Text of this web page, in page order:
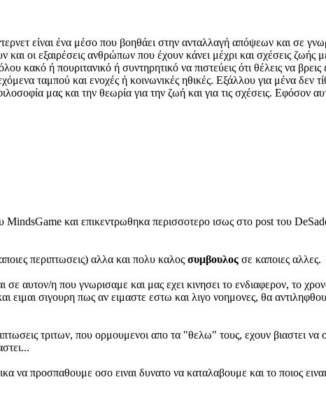
είναι ένα μέσο που βοηθάει στην ανταλλαγή απόψεων και σε
οι εξαιρέσεις ανθρώπων που έχουν κάνει μέχρι και σχέσεις
κακό ή πουριτανικό ή συντηρητικό να πιστεύεις ότι θέλεις να
ταμπού και ενοχές ή κοινωνικές ηθικές. Εξάλλου για μένα δεν
μας και την θεωρία για την ζωή και για τις σχέσεις. Εφόσον
και επικεντρωθηκα περισσοτερο ισως στο post του
περιπτωσεις) αλλα και πολυ καλος συμβουλος σε καποιες αλλες.
αυτον/η που γνωρισαμε και μας εχει κινησει το ενδιαφερον, το
ειμαι σιγουρη πως αν ειμαστε εστω και λιγο νοημονες, θα
τριτων, που ορμουμενοι απο τα "θελω" τους, εχουν βιαστει να
να προσπαθουμε οσο ειναι δυνατο να καταλαβουμε και το ποιος